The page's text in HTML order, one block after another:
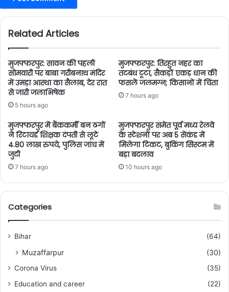
Related Articles
मुजफ्फरपुर: सावन की पहली
सोमवारी पर बाबा गरीबनाथ मंदिर
में उमड़ा आस्था का सैलाब, देर रात
से जारी जलाभिषेक
5 hours ago
मुजफ्फरपुर: तिरहुत नहर का
तटबंध टूटा, सैकड़ों एकड़ धान की
फसलें जलमग्न; किसानों में चिंता
7 hours ago
मुजफ्फरपुर में बैंककर्मी बन ठगों
ने रिटायर्ड शिक्षक दंपती से लूटे
4.80 लाख रुपये, पुलिस जांच में
जुटी
7 hours ago
मुजफ्फरपुर समेत पूर्व मध्य रेलवे
के स्टेशनों पर अब 5 सेकंड में
मिलेगा टिकट, बुकिंग सिस्टम में
बड़ा बदलाव
10 hours ago
Categories
Bihar (64)
Muzaffarpur (30)
Corona Virus
(35)
Education and career
(22)